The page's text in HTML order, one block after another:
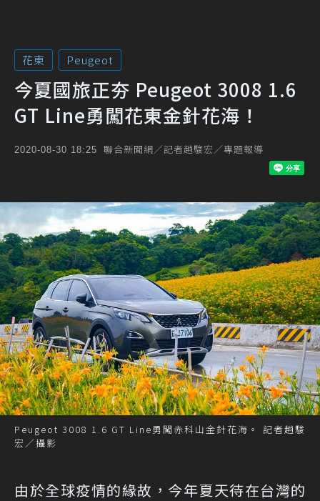
花東 Peugeot
今夏國旅正夯 Peugeot 3008 1.6
GT Line勇闖花東金針花海！
2020-08-30 18:25 聯合新聞網／記者趙駿宏／專題報導
Peugeot 3008 1.6 GT Line勇闖赤科山金針花海。 記者趙駿
宏／攝影
由於全球疫情的緣故，今年夏天待在台灣的